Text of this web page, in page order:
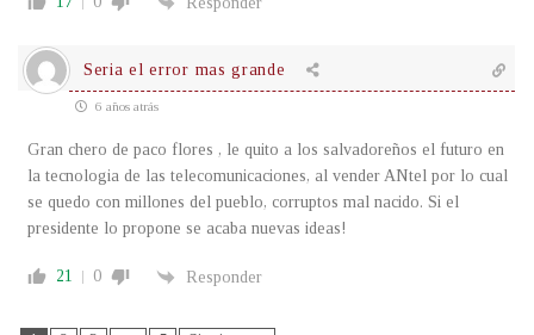
Seria el error mas grande
6 años atrás
Gran chero de paco flores , le quito a los salvadoreños el futuro en
la tecnologia de las telecomunicaciones, al vender ANtel por lo cual
se quedo con millones del pueblo, corruptos mal nacido. Si el
presidente lo propone se acaba nuevas ideas!
21 0 Responder